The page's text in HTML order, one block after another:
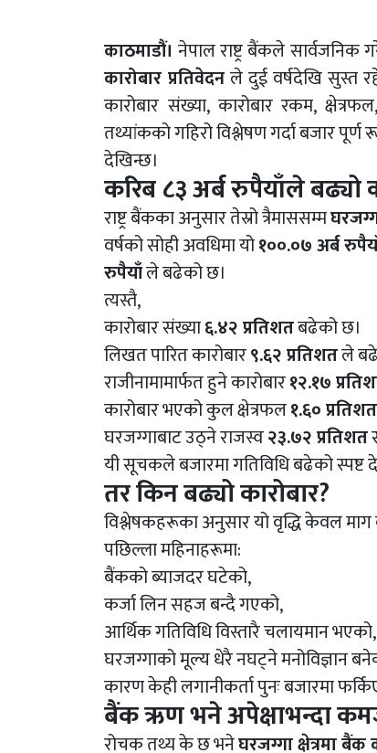
काठमाडौं। नेपाल राष्ट्र बैंकले सार्वजनिक
कारोबार प्रतिवेदनले दुई वर्षदेखि सुस्त
कारोबार संख्या, कारोबार रकम,
तथ्यांकको गहिरो विश्लेषण गर्दा बजार
देखिन्छ।
करिब ८३ अर्ब रुपैयाँले बढ्यो
राष्ट्र बैंकका अनुसार तेस्रो त्रैमाससम्म
वर्षको सोही अवधिमा यो१००.०७ अर्ब
रुपैयाँले बढेको छ।
त्यस्तै,
कारोबार संख्या६.४२ प्रतिशतबढेको छ।
लिखत पारित कारोबार९.६२ प्रतिशतले
राजीनामामार्फत हुने कारोबार१२.१७
कारोबार भएको कुल क्षेत्रफल१.६० प्रतिशत
घरजग्गाबाट उठ्ने राजस्व२३.७२ प्रतिशत
यी सूचकले बजारमा गतिविधि बढेको स्पष्ट
तर किन बढ्यो कारोबार?
विश्लेषकहरूका अनुसार यो वृद्धि केवल माग
पछिल्ला महिनाहरूमा:
बैंकको ब्याजदर घटेको,
कर्जा लिन सहज बन्दै गएको,
आर्थिक गतिविधि विस्तारै चलायमान भएको,
घरजग्गाको मूल्य धेरै नघट्ने मनोविज्ञान
कारण केही लगानीकर्ता पुनः बजारमा
बैंक ऋण भने अपेक्षाभन्दा
रोचक तथ्य के छ भनेघरजग्गा क्षेत्रमा